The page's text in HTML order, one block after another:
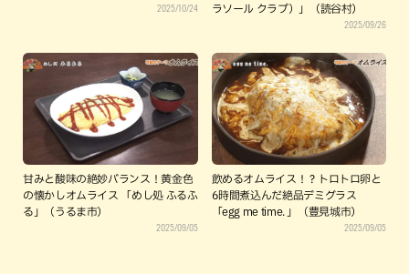
2025/10/24
ラソール クラブ）」（読谷村）
2025/09/26
甘みと酸味の絶妙バランス！黄金色
の懐かしオムライス 「めし処 ふるふ
る」（うるま市）
2025/09/05
飲めるオムライス！？トロトロ卵と
6時間煮込んだ絶品デミグラス
「egg me time. 」（豊見城市）
2025/09/05